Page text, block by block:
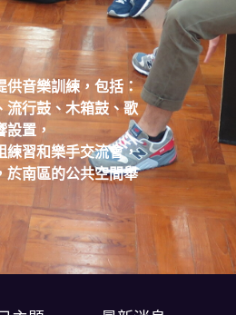
供音樂訓練，包括：
流行鼓、木箱鼓、歌
設置，
練習和樂手交流會，
於南區的公共空間舉